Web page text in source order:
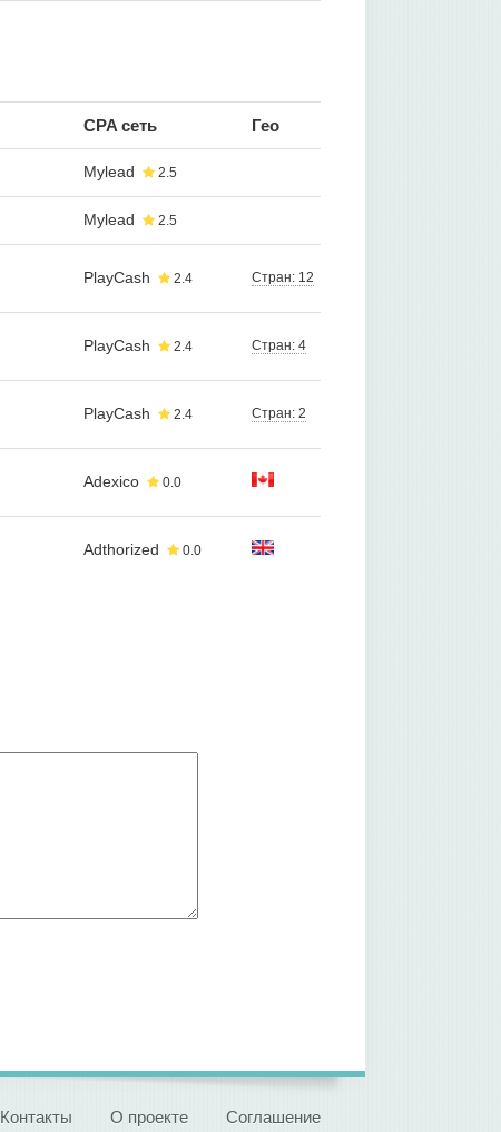
CPA сеть Гео
Mylead 2.5
Mylead 2.5
PlayCash 2.4 Стран: 12
PlayCash 2.4 Стран: 4
PlayCash 2.4 Стран: 2
Adexico 0.0
Adthorized 0.0
Контакты О проекте Соглашение